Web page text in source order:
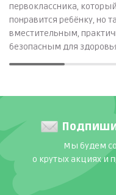
первоклассника,
понравится ребёнку, но
вместительным,
безопасным для
Мы будем
о крутых акциях и